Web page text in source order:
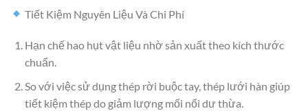
Tiết Kiệm Nguyên Liệu Và Chi Phí
Hạn chế hao hụt vật liệu nhờ sản xuất theo kích thước
chuẩn.
So với việc sử dụng thép rời buộc tay, thép lưới hàn giúp
tiết kiệm thép do giảm lượng mối nối dư thừa.